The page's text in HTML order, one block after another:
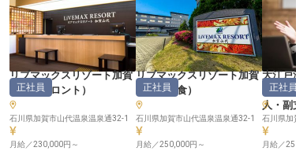
リブマックスリゾート加賀
山代（フロント ）
正社員
石川県加賀市山代温泉温泉通32-1
月給／230,000円～
リブマックスリゾート加賀
山代（和食）
正社員
石川県加賀市山代温泉温泉通32-1
月給／250,000円～
大江戸
ゾー
人・副
正社員
石川県加
月給／